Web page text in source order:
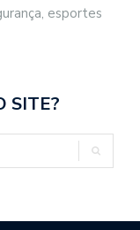
esportes
SITE?